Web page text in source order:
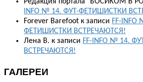
INFO № 14. ФУТ-ФЕТИШИСТКИ
Forever Barefoot к записи FF-
ФЕТИШИСТКИ ВСТРЕЧАЮТСЯ!
Лена В. к записи FF-INFO № 14.
ВСТРЕЧАЮТСЯ!
ГАЛЕРЕИ